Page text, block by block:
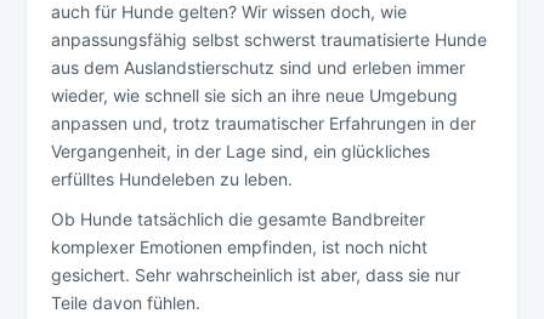
auch für Hunde gelten? Wir wissen doch, wie
anpassungsfähig selbst schwerst traumatisierte Hunde
aus dem Auslandstierschutz sind und erleben immer
wieder, wie schnell sie sich an ihre neue Umgebung
anpassen und, trotz traumatischer Erfahrungen in der
Vergangenheit, in der Lage sind, ein glückliches
erfülltes Hundeleben zu leben.
Ob Hunde tatsächlich die gesamte Bandbreiter
komplexer Emotionen empfinden, ist noch nicht
gesichert. Sehr wahrscheinlich ist aber, dass sie nur
Teile davon fühlen.